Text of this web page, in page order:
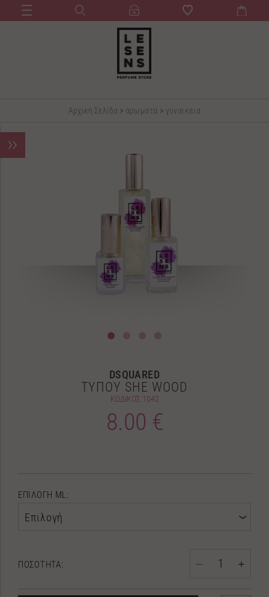
Αρχική Σελίδα > αρωματα > γυναικεια
DSQUARED
ΤΥΠΟΥ SHE WOOD
ΚΩΔΙΚΟΣ 1042
8.00 €
ΕΠΙΛΟΓΗ ML:
Επιλογή
ΠΟΣΟΤΗΤΑ: